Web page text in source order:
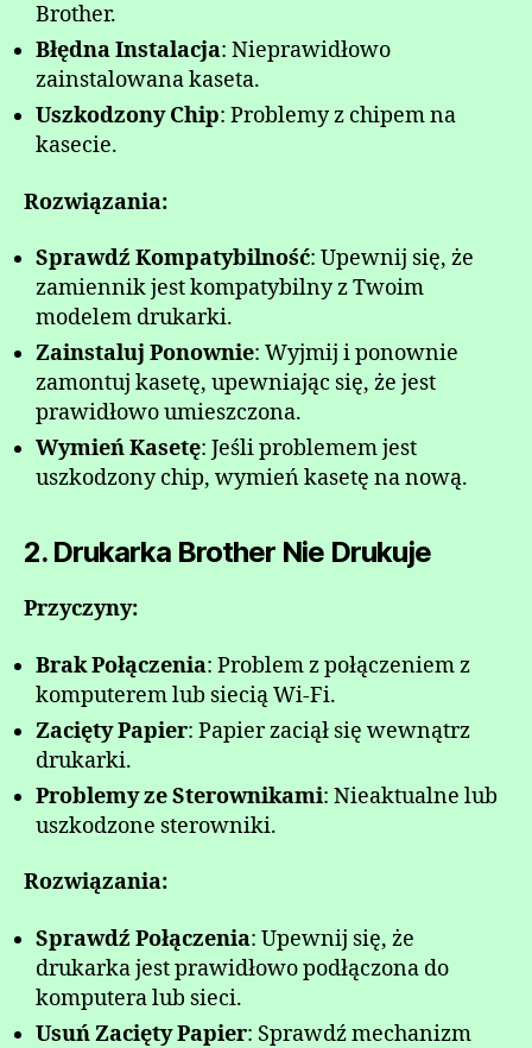
Brother.
Błędna Instalacja: Nieprawidłowo
zainstalowana kaseta.
Uszkodzony Chip: Problemy z chipem na
kasecie.
Rozwiązania:
Sprawdź Kompatybilność: Upewnij się, że
zamiennik jest kompatybilny z Twoim
modelem drukarki.
Zainstaluj Ponownie: Wyjmij i ponownie
zamontuj kasetę, upewniając się, że jest
prawidłowo umieszczona.
Wymień Kasetę: Jeśli problemem jest
uszkodzony chip, wymień kasetę na nową.
2. Drukarka Brother Nie Drukuje
Przyczyny:
Brak Połączenia: Problem z połączeniem z
komputerem lub siecią Wi-Fi.
Zacięty Papier: Papier zaciął się wewnątrz
drukarki.
Problemy ze Sterownikami: Nieaktualne lub
uszkodzone sterowniki.
Rozwiązania:
Sprawdź Połączenia: Upewnij się, że
drukarka jest prawidłowo podłączona do
komputera lub sieci.
Usuń Zacięty Papier: Sprawdź mechanizm